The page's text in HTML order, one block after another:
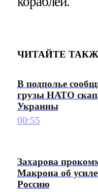
ЧИТАЙТЕ
В подполье
грузы НАТО
Украины
00:55
Захарова
Макрона об
Россию